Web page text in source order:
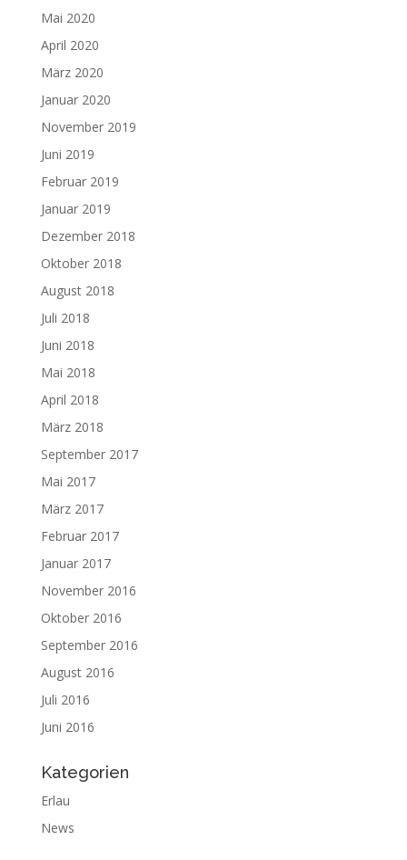
Mai 2020
April 2020
März 2020
Januar 2020
November 2019
Juni 2019
Februar 2019
Januar 2019
Dezember 2018
Oktober 2018
August 2018
Juli 2018
Juni 2018
Mai 2018
April 2018
März 2018
September 2017
Mai 2017
März 2017
Februar 2017
Januar 2017
November 2016
Oktober 2016
September 2016
August 2016
Juli 2016
Juni 2016
Kategorien
Erlau
News